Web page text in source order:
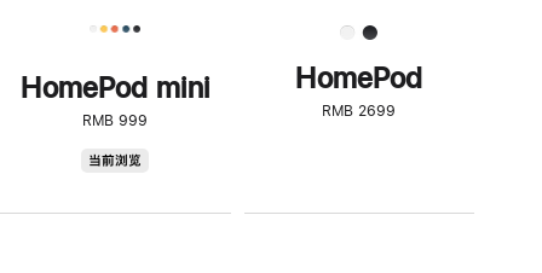
HomePod mini
RMB 999
当前浏览
HomePod
RMB 2699